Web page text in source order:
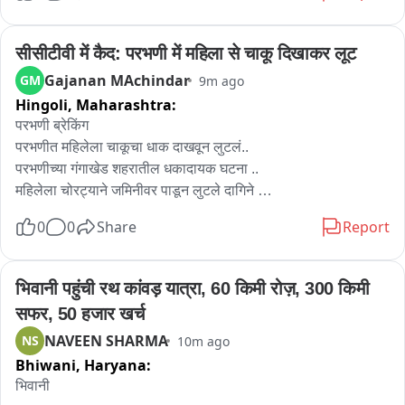
सीसीटीवी में कैद: परभणी में महिला से चाकू दिखाकर लूट
GM Gajanan MAchindar 9m ago
Hingoli, Maharashtra:
परभणी ब्रेकिंग
परभणीत महिलेला चाकूचा धाक दाखवून लुटलं..
परभणीच्या गंगाखेड शहरातील धकादायक घटना ..
महिलेला चोरट्याने जमिनीवर पाडून लुटले दागिने
परभणी जिल्ह्यात महिला असुरक्षित घटनेनंतर  परिसरात भीतीचे वातावरण
0 0 Share Report
भिवानी पहुंची रथ कांवड़ यात्रा, 60 किमी रोज़, 300 किमी
सफर, 50 हजार खर्च
NS NAVEEN SHARMA 10m ago
Bhiwani, Haryana:
भिवानी